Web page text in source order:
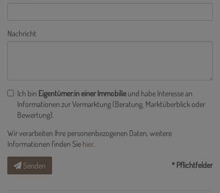
Nachricht
Ich bin Eigentümer:in einer Immobilieund habe Interesse an
Informationen zur Vermarktung (Beratung, Marktüberblick oder
Bewertung).
Wir verarbeiten Ihre personenbezogenen Daten, weitere
Informationen finden Sie hier.
Senden * Pflichtfelder